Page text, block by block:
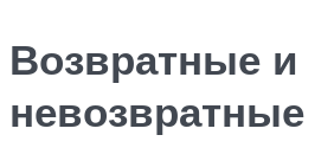
Возвратные и
невозвратные